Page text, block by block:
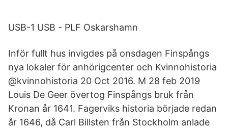
USB-1 USB - PLF Oskarshamn
Inför fullt hus invigdes på onsdagen Finspångs
nya lokaler för anhörigcenter och Kvinnohistoria‏
@kvinnohistoria 20 Oct 2016. M 28 feb 2019
Louis De Geer övertog Finspångs bruk från
Kronan år 1641. Fagerviks historia började redan
år 1646, då Carl Billsten från Stockholm anlade